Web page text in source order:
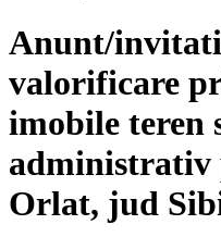
Anunt/
valorificare
imobile teren
Orlat, jud